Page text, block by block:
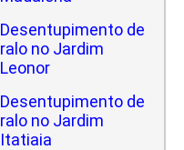
Desentupimento de
ralo no Jardim
Leonor
Desentupimento de
ralo no Jardim
Itatiaia